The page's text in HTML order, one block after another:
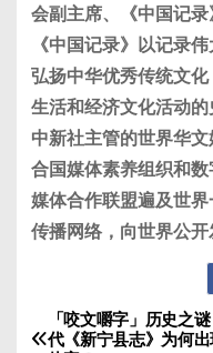
会副主席、《中国记录
《中国记录》 以记录伟
弘扬中华优秀传统文
生活和经济文化活动
中新社主管的世界华
合国媒体素养组织和数
媒体合作联盟遍及世
传播网络，向世界公开
文「咬文嚼字」历史之
代《新宁县志》为何